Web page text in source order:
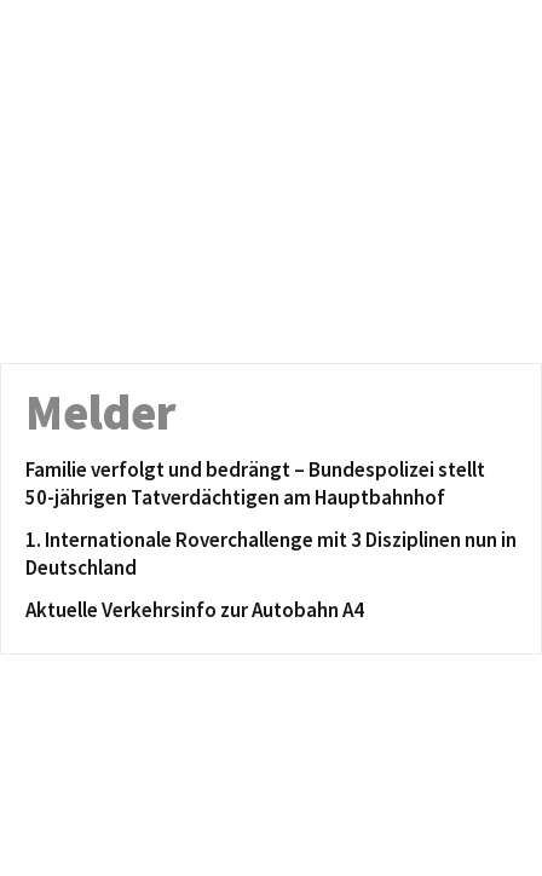
Melder
Familie verfolgt und bedrängt – Bundespolizei stellt
50-jährigen Tatverdächtigen am Hauptbahnhof
1. Internationale Roverchallenge mit 3 Disziplinen nun in
Deutschland
Aktuelle Verkehrsinfo zur Autobahn A4